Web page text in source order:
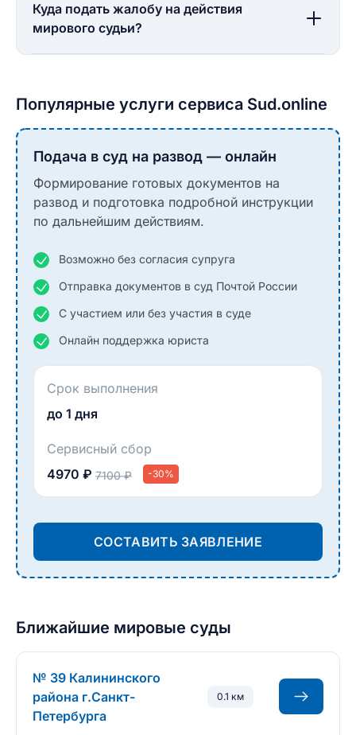
Куда подать жалобу на действия
мирового судьи?
Популярные услуги сервиса Sud.online
Подача в суд на развод — онлайн
Формирование готовых документов на
развод и подготовка подробной инструкции
по дальнейшим действиям.
Возможно без согласия супруга
Отправка документов в суд Почтой России
С участием или без участия в суде
Онлайн поддержка юриста
Срок выполнения
до 1 дня
Сервисный сбор
4970 ₽ 7100 ₽ -30%
СОСТАВИТЬ ЗАЯВЛЕНИЕ
Ближайшие мировые суды
№ 39 Калининского
района г.Санкт-
Петербурга
0.1 км